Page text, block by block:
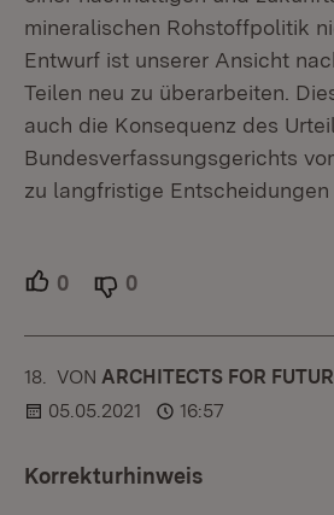
mineralischen Rohstoffpolitik
Entwurf ist unserer Ansicht
Teilen neu zu überarbeiten.
auch die Konsequenz des
Bundesverfassungsgerichts
zu langfristige
0 Unterstützer.
0
18. KOMMENTAR
VON :ARCHITECTS FOR
05.05.2021
16:57
Korrekturhinweis